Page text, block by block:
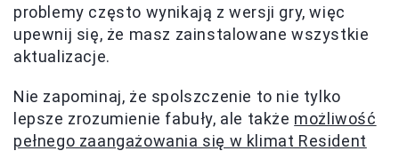
problemy często wynikają z wersji gry, więc
upewnij się, że masz zainstalowane wszystkie
aktualizacje.
Nie zapominaj, że spolszczenie to nie tylko
lepsze zrozumienie fabuły, ale także możliwość
pełnego zaangażowania się w klimat Resident